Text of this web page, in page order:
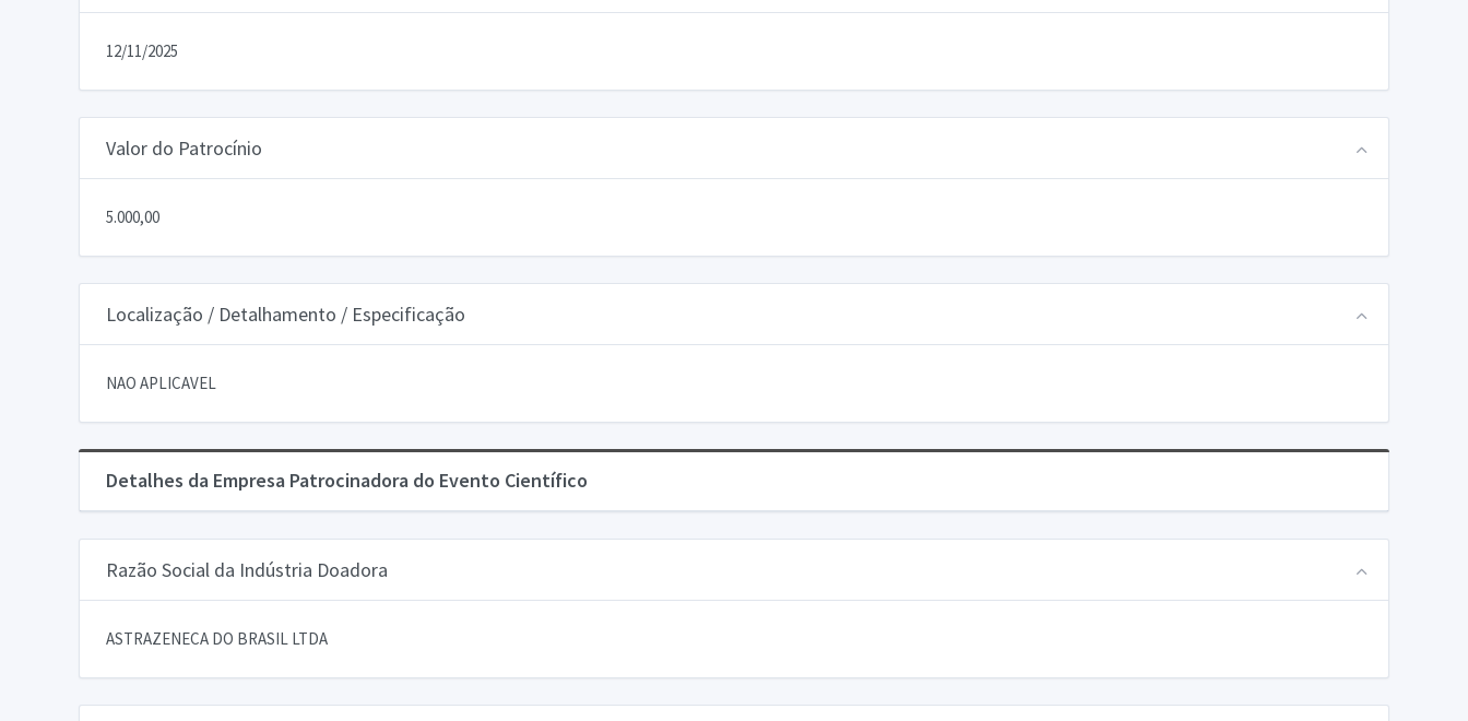
12/11/2025
Valor do Patrocínio
5.000,00
Localização / Detalhamento / Especificação
NAO APLICAVEL
Detalhes da Empresa Patrocinadora do Evento Científico
Razão Social da Indústria Doadora
ASTRAZENECA DO BRASIL LTDA